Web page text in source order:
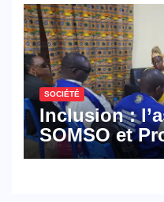
SOCIÉTÉ
Inclusion :
SOMSO et
militent en